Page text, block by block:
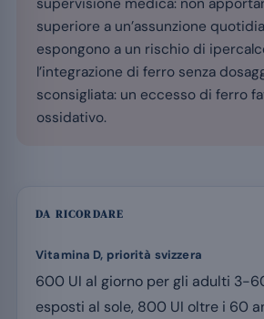
supervisione medica: non
superiore a un’assunzione
espongono a un rischio di
l’integrazione di ferro senza
sconsigliata: un eccesso di ferro
ossidativo.
DA RICORDARE
Vitamina D, priorità svizzera
600 UI al giorno per gli adulti 3-
esposti al sole, 800 UI oltre i 60